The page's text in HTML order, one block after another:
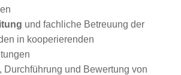
und fachliche Betreuung der
in kooperierenden
Durchführung und Bewertung von